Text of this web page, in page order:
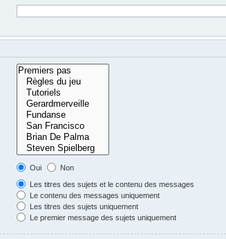
Oui
Non
Les titres des sujets et le contenu des messages
Le contenu des messages uniquement
Les titres des sujets uniquement
Le premier message des sujets uniquement